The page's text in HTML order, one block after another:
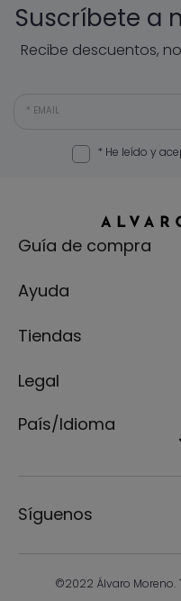
Suscríbete a
Recibe descuentos,
EMAIL
* He leído y
Guía de compra
Ayuda
Tiendas
Legal
País/Idioma
Síguenos
©2022 Álvaro Moreno.